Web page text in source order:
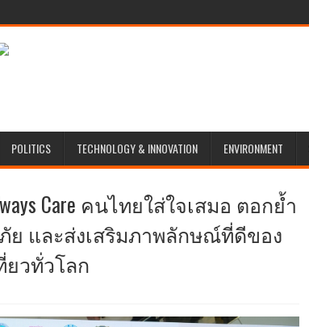
POLITICS TECHNOLOGY & INNOVATION ENVIRONMENT
Care คนไทยใส่ใจเสมอ ตอกย้ำ
และส่งเสริมภาพลักษณ์ที่ดีของ
ยวทั่วโลก